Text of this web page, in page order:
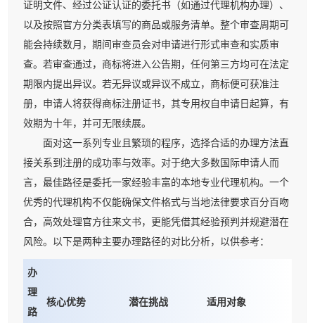
证明文件、经过公证认证的委托书（如通过代理机构办理）、
以及按照官方分类表填写的商品或服务清单。整个审查周期可
能会持续数月，期间审查员会对申请进行形式审查和实质审
查。若审查通过，商标将进入公告期，任何第三方均可在法定
期限内提出异议。若无异议或异议不成立，商标便可获准注
册，申请人将获得商标注册证书，其专用权自申请日起算，有
效期为十年，并可无限续展。
面对这一系列专业且繁琐的程序，选择合适的办理方法直
接关系到注册的成功率与效率。对于绝大多数国际申请人而
言，最佳路径是委托一家经验丰富的本地专业代理机构。一个
优秀的代理机构不仅能确保文件格式与当地法律要求百分百吻
合，高效处理官方往来文书，更能凭借其经验预判并规避潜在
风险。以下是两种主要办理路径的对比分析，以供参考：
办
理
路
核心优势 潜在挑战 适用对象